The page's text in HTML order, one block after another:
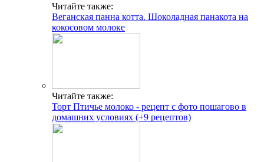
Читайте также:
Веганская панна котта. Шоколадная панакота на
кокосовом молоке
Читайте также:
Торт Птичье молоко - рецепт с фото пошагово в
домашних условиях (+9 рецептов)